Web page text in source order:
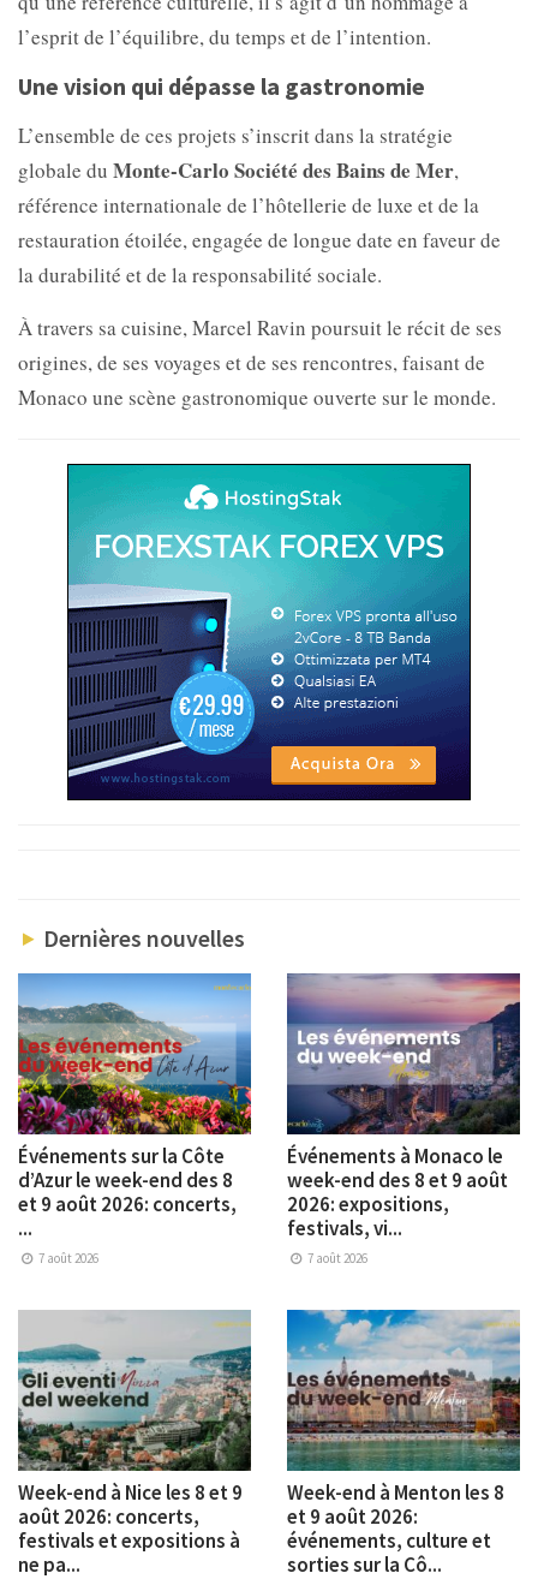
l’esprit de l’équilibre, du temps et de l’intention.
Une vision qui dépasse la gastronomie
L’ensemble de ces projets s’inscrit dans la stratégie
globale du Monte-Carlo Société des Bains de Mer,
référence internationale de l’hôtellerie de luxe et de la
restauration étoilée, engagée de longue date en faveur de
la durabilité et de la responsabilité sociale.
À travers sa cuisine, Marcel Ravin poursuit le récit de ses
origines, de ses voyages et de ses rencontres, faisant de
Monaco une scène gastronomique ouverte sur le monde.
Dernières nouvelles
Événements sur la Côte
d’Azur le week-end des 8
et 9 août 2026: concerts,
...
7 août 2026
Événements à Monaco le
week-end des 8 et 9 août
2026: expositions,
festivals, vi...
7 août 2026
Week-end à Nice les 8 et 9
août 2026: concerts,
festivals et expositions à
ne pa...
Week-end à Menton les 8
et 9 août 2026:
événements, culture et
sorties sur la Cô...